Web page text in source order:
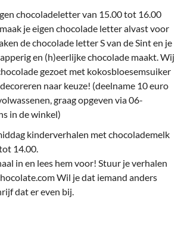
chocoladeletter van 15.00 tot 16.00
je eigen chocolade letter alvast voor
de chocolade letter S van de Sint en je
en (h)eerlijke chocolade maakt. Wij
gezoet met kokosbloesemsuiker
naar keuze! (deelname 10 euro
graag opgeven via 06-
in de winkel)
kinderverhalen met chocolademelk
14.00.
in en lees hem voor! Stuur je verhalen
Wil je dat iemand anders
dat er even bij.